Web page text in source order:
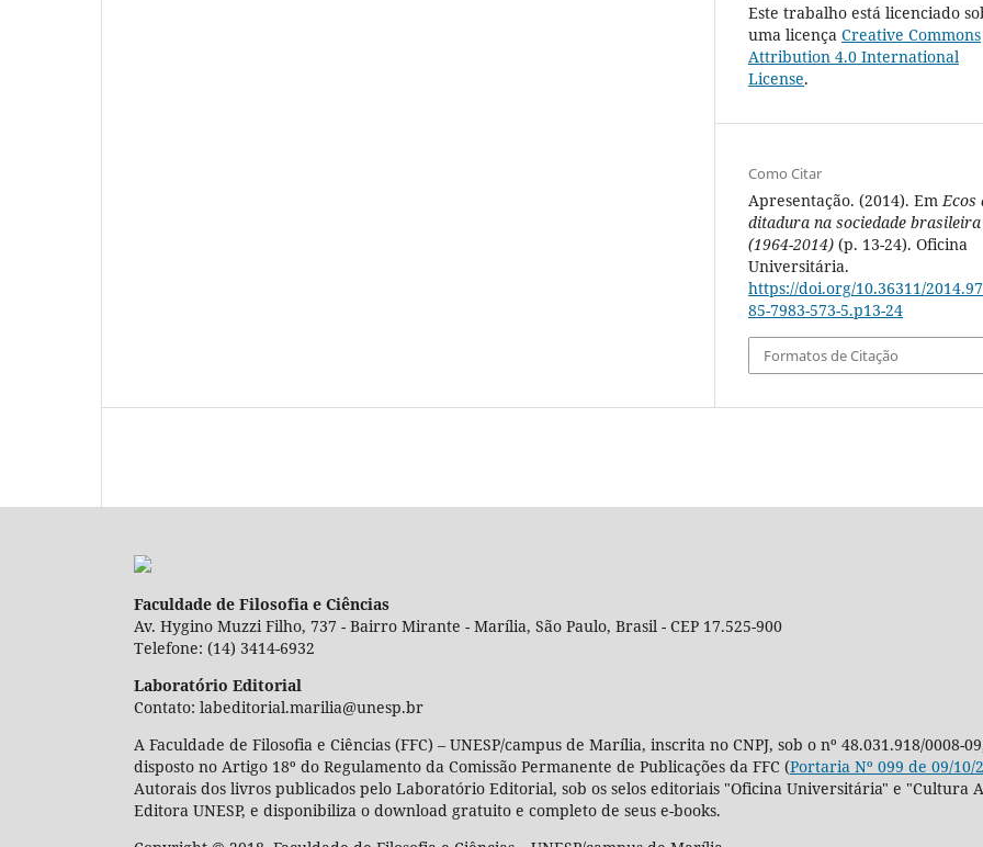
Este trabalho está licenciado
uma licença Creative Commons
Attribution 4.0 International
License.
Como Citar
Apresentação. (2014). EmEcos
ditadura na sociedade brasileira
(1964-2014) (p. 13-24). Oficina
Universitária.
https://doi.org/10.36311/
85-7983-573-5.p13-24
Formatos de Citação
Faculdade de Filosofia e Ciências
Av. Hygino Muzzi Filho, 737 - Bairro Mirante - Marília, São Paulo, Brasil - CEP 17.525-900
Telefone: (14) 3414-6932
Laboratório Editorial
Contato: labeditorial.marilia@unesp.br
A Faculdade de Filosofia e Ciências (FFC) – UNESP/campus de Marília, inscrita no CNPJ, sob o nº 48.031.918/0008-
disposto no Artigo 18º do Regulamento da Comissão Permanente de Publicações da FFC (Portaria Nº 099 de 09/10/
Autorais dos livros publicados pelo Laboratório Editorial, sob os selos editoriais "Oficina Universitária" e "Cultura
Editora UNESP, e disponibiliza o download gratuito e completo de seus e-books.